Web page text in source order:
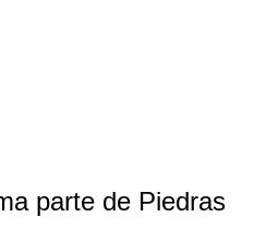
parte de Piedras